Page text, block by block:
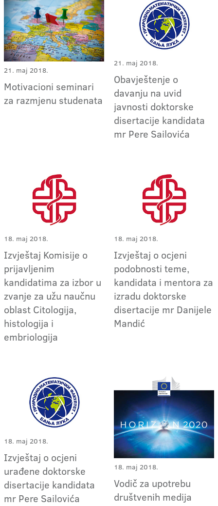
21. maj 2018.
Motivacioni seminari
za razmjenu studenata
21. maj 2018.
Obavještenje o
davanju na uvid
javnosti doktorske
disertacije kandidata
mr Pere Sailovića
18. maj 2018.
Izvještaj Komisije o
prijavljenim
kandidatima za izbor u
zvanje za užu naučnu
oblast Citologija,
histologija i
embriologija
18. maj 2018.
Izvještaj o ocjeni
podobnosti teme,
kandidata i mentora za
izradu doktorske
disertacije mr Danijele
Mandić
18. maj 2018.
Izvještaj o ocjeni
urađene doktorske
disertacije kandidata
mr Pere Sailovića
18. maj 2018.
Vodič za upotrebu
društvenih medija